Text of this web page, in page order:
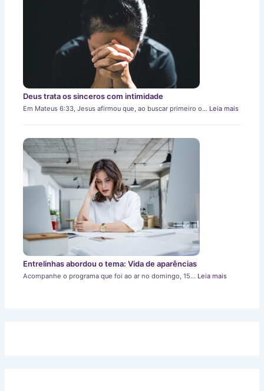
Deus trata os sinceros com intimidade
Em Mateus 6:33, Jesus afirmou que, ao buscar primeiro o… Leia mais
Entrelinhas abordou o tema: Vida de aparências
Acompanhe o programa que foi ao ar no domingo, 15… Leia mais